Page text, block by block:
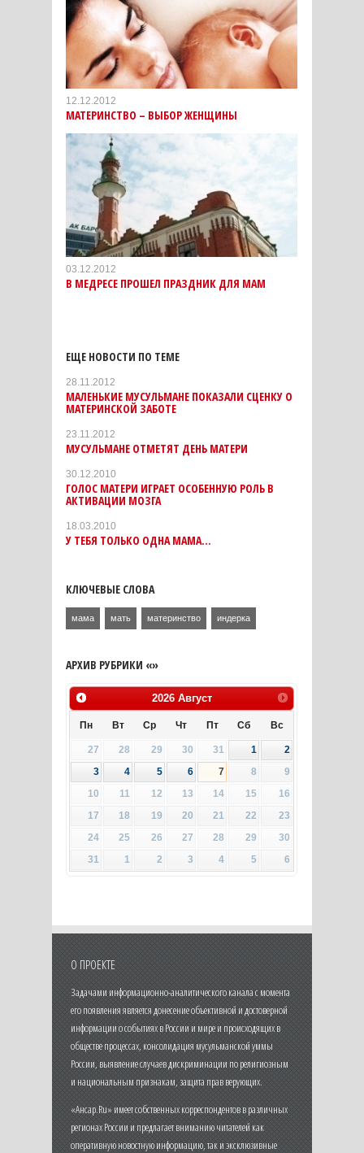
12.12.2012
МАТЕРИНСТВО – ВЫБОР ЖЕНЩИНЫ
03.12.2012
В МЕДРЕСЕ ПРОШЕЛ ПРАЗДНИК ДЛЯ МАМ
ЕЩЕ НОВОСТИ ПО ТЕМЕ
28.11.2012
МАЛЕНЬКИЕ МУСУЛЬМАНЕ ПОКАЗАЛИ СЦЕНКУ О
МАТЕРИНСКОЙ ЗАБОТЕ
23.11.2012
МУСУЛЬМАНЕ ОТМЕТЯТ ДЕНЬ МАТЕРИ
30.12.2010
ГОЛОС МАТЕРИ ИГРАЕТ ОСОБЕННУЮ РОЛЬ В
АКТИВАЦИИ МОЗГА
18.03.2010
У ТЕБЯ ТОЛЬКО ОДНА МАМА…
КЛЮЧЕВЫЕ СЛОВА
мама мать материнство индерка
АРХИВ РУБРИКИ «»
2026 Август
Пн Вт Ср Чт Пт Сб Вс
27 28 29 30 31 1
2
3
4 5 6 7 8
9
10
11 12 13 14 15
16
17
18 19 20 21 22
23
24
25 26 27 28 29
30
31
1 2 3 4 5 6
О ПРОЕКТЕ
Задачами информационно-аналитического канала с момента
его появления является донесение объективной и достоверной
информации о событиях в России и мире и происходящих в
обществе процессах, консолидация мусульманской уммы
России, выявление случаев дискриминации по религиозным
и национальным признакам, защита прав верующих.
«Ансар.Ru» имеет собственных корреспондентов в различных
регионах России и предлагает вниманию читателей как
оперативную новостную информацию, так и эксклюзивные